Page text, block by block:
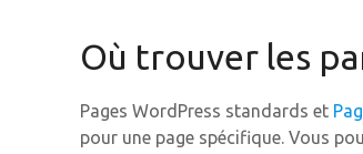
Où trouver les
Pages WordPress standards et
pour une page spécifique. Vous